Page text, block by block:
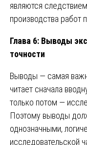
являются
производства работ
Глава 6: Выводы
точности
Выводы — самая
читает сначала
только потом —
Поэтому выводы
однозначными,
исследовательской